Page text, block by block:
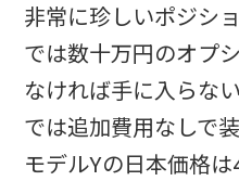
非常に珍しいポジシ
では数十万円のオプ
なければ手に入らな
では追加費用なしで
モデルYの日本価格